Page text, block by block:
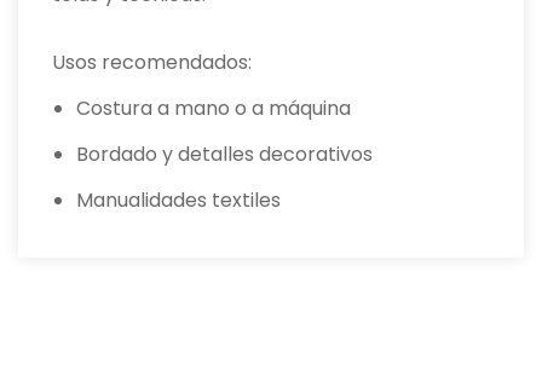
Usos recomendados:
Costura a mano o a máquina
Bordado y detalles decorativos
Manualidades textiles